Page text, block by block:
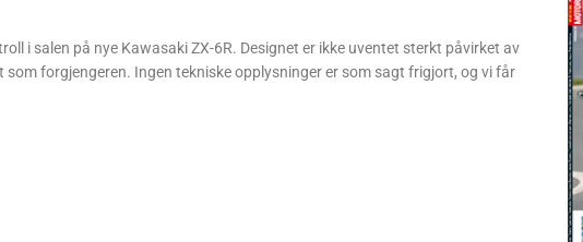
i salen på nye Kawasaki ZX-6R. Designet er ikke uventet sterkt påvirket av
forgjengeren. Ingen tekniske opplysninger er som sagt frigjort, og vi får